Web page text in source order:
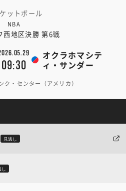
ットボール
NBA
西地区決勝 第6戦
09:30
オクラホマシテ
ィ・サンダー
ク・センター（アメリカ）
見逃し